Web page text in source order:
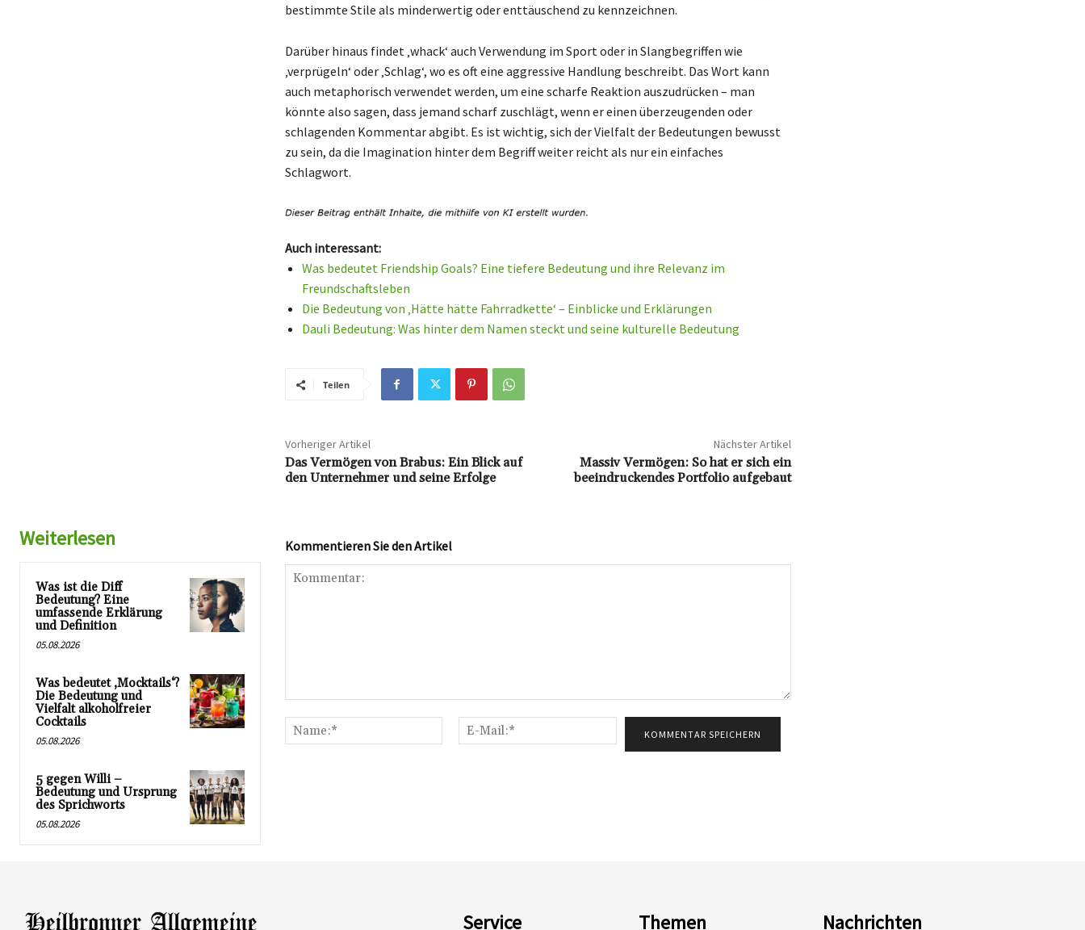
bestimmte Stile als minderwertig oder enttäuschend zu kennzeichnen.
Darüber hinaus findet ‚whack‘ auch Verwendung im Sport oder in Slangbegriffen wie
‚verprügeln‘ oder ‚Schlag‘, wo es oft eine aggressive Handlung beschreibt. Das Wort kann
auch metaphorisch verwendet werden, um eine scharfe Reaktion auszudrücken – man
könnte also sagen, dass jemand scharf zuschlägt, wenn er einen überzeugenden oder
schlagenden Kommentar abgibt. Es ist wichtig, sich der Vielfalt der Bedeutungen bewusst
zu sein, da die Imagination hinter dem Begriff weiter reicht als nur ein einfaches
Schlagwort.
Auch interessant:
Was bedeutet Friendship Goals? Eine tiefere Bedeutung und ihre Relevanz im
Freundschaftsleben
Die Bedeutung von ‚Hätte hätte Fahrradkette‘ – Einblicke und Erklärungen
Dauli Bedeutung: Was hinter dem Namen steckt und seine kulturelle Bedeutung
Teilen
Vorheriger Artikel
Das Vermögen von Brabus: Ein Blick auf
den Unternehmer und seine Erfolge
Nächster Artikel
Massiv Vermögen: So hat er sich ein
beeindruckendes Portfolio aufgebaut
Weiterlesen
Was ist die Diff
Bedeutung? Eine
umfassende Erklärung
und Definition
05.08.2026
Was bedeutet ‚Mocktails‘?
Die Bedeutung und
Vielfalt alkoholfreier
Cocktails
05.08.2026
5 gegen Willi –
Bedeutung und Ursprung
des Sprichworts
05.08.2026
Kommentieren Sie den Artikel
Name:*
Mail:*
Service Themen Nachrichten